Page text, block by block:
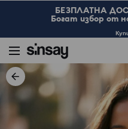
БЕЗПЛАТНА
Богат избор от